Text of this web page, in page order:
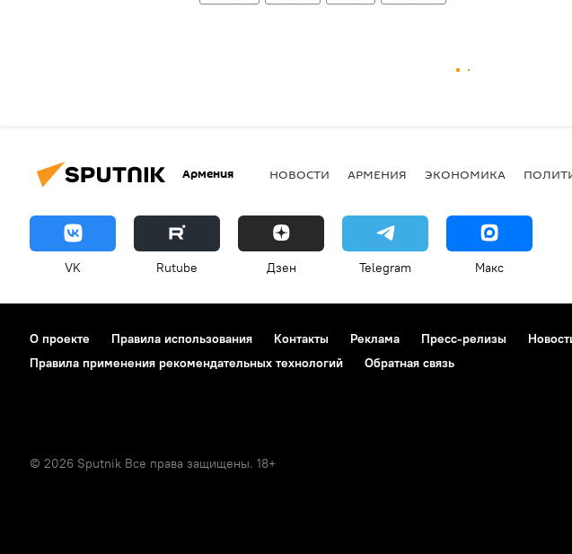
Армения НОВОСТИ АРМЕНИЯ ЭКОНОМИКА
VK Rutube Дзен Telegram Макс
О проекте Правила использования Контакты Реклама Пресс-релизы
Правила применения рекомендательных технологий
Обратная связь
© 2026 Sputnik Все права защищены. 18+